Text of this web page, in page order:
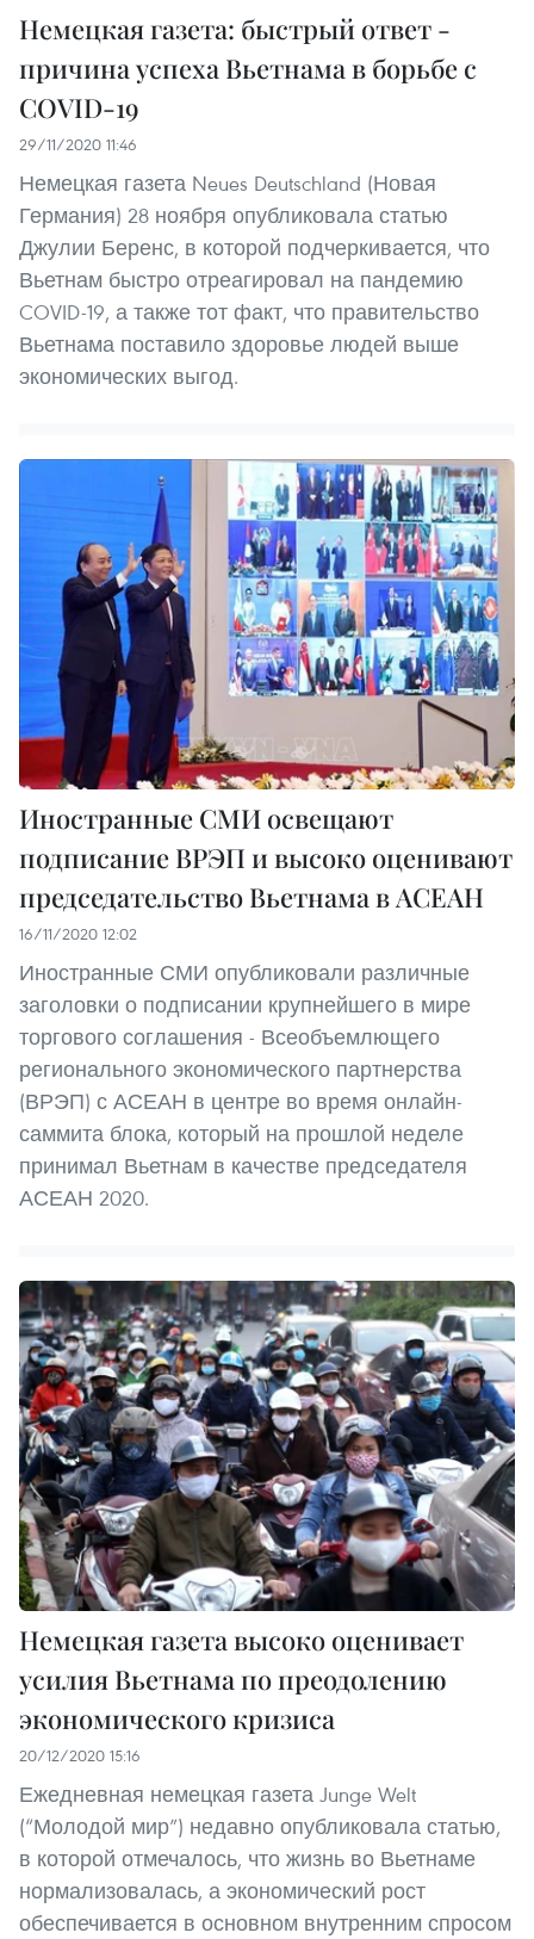
Немецкая газета: быстрый ответ -
причина успеха Вьетнама в борьбе с
COVID-19
29/11/2020 11:46
Немецкая газета Neues Deutschland (Новая
Германия) 28 ноября опубликовала статью
Джулии Беренс, в которой подчеркивается, что
Вьетнам быстро отреагировал на пандемию
COVID-19, а также тот факт, что правительство
Вьетнама поставило здоровье людей выше
экономических выгод.
Иностранные СМИ освещают
подписание ВРЭП и высоко оценивают
председательство Вьетнама в АСЕАН
16/11/2020 12:02
Иностранные СМИ опубликовали различные
заголовки о подписании крупнейшего в мире
торгового соглашения - Всеобъемлющего
регионального экономического партнерства
(ВРЭП) с АСЕАН в центре во время онлайн-
саммита блока, который на прошлой неделе
принимал Вьетнам в качестве председателя
АСЕАН 2020.
Немецкая газета высоко оценивает
усилия Вьетнама по преодолению
экономического кризиса
20/12/2020 15:16
Ежедневная немецкая газета Junge Welt
(“Молодой мир”) недавно опубликовала статью,
в которой отмечалось, что жизнь во Вьетнаме
нормализовалась, а экономический рост
обеспечивается в основном внутренним спросом